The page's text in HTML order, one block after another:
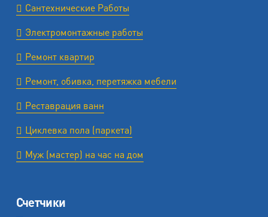
Сантехнические Работы
Электромонтажные работы
Ремонт квартир
Ремонт, обивка, перетяжка мебели
Реставрация ванн
Циклевка пола (паркета)
Муж (мастер) на час на дом
Счетчики